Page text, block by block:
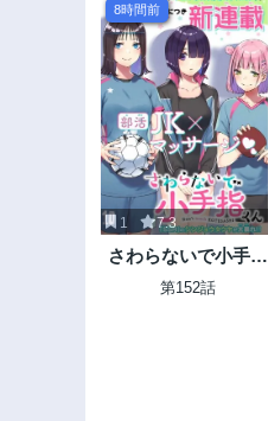
8時間前
1 7.3
さわらないで小手指
くん
第152話